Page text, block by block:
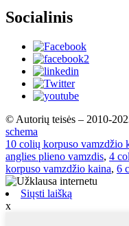
Socialinis
© Autorių teisės – 2010-
schema
10 colių korpuso vamzdžio
anglies plieno vamzdis, 4
korpuso vamzdžio kaina, 6
Siųsti laišką
x